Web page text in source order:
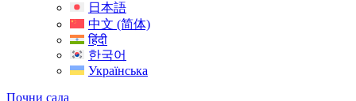
日本語
中文 (简体)
हिंदी
한국어
Українська
Почни сада